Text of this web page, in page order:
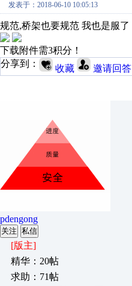
发表于：2018-06-10 10:05:13
规范,桥架也要规范 我也是服了
下载附件需3积分！
分享到：
收藏 邀请回答
pdengong
关注 私信
[版主]
精华：20帖
求助：71帖